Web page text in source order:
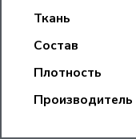
Ткань
Состав
Плотность
Производитель